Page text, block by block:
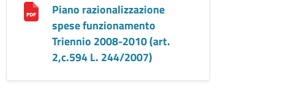
Piano razionalizzazione
spese funzionamento
Triennio 2008-2010 (art.
2,c.594 L. 244/2007)